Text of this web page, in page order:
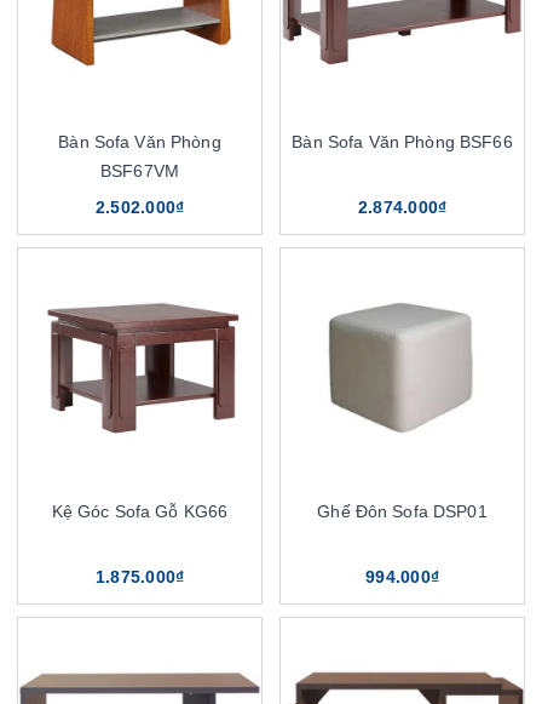
Bàn Sofa Văn Phòng
BSF67VM
2.502.000₫
Bàn Sofa Văn Phòng BSF66
2.874.000₫
Kệ Góc Sofa Gỗ KG66
1.875.000₫
Ghế Đôn Sofa DSP01
994.000₫